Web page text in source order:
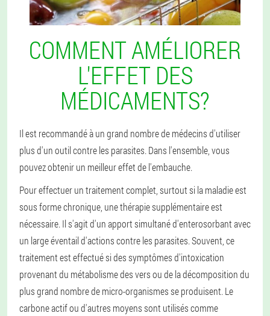
COMMENT AMÉLIORER
L'EFFET DES
MÉDICAMENTS?
Il est recommandé à un grand nombre de médecins d'utiliser
plus d'un outil contre les parasites. Dans l'ensemble, vous
pouvez obtenir un meilleur effet de l'embauche.
Pour effectuer un traitement complet, surtout si la maladie est
sous forme chronique, une thérapie supplémentaire est
nécessaire. Il s'agit d'un apport simultané d'enterosorbant avec
un large éventail d'actions contre les parasites. Souvent, ce
traitement est effectué si des symptômes d'intoxication
provenant du métabolisme des vers ou de la décomposition du
plus grand nombre de micro-organismes se produisent. Le
carbone actif ou d'autres moyens sont utilisés comme